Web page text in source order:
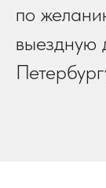
по
выездную